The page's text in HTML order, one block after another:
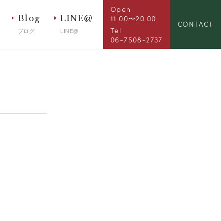
Blog
ブログ
LINE@
LINE@
Open
11:00〜20:00
Tel
06-7508-2737
CONTACT